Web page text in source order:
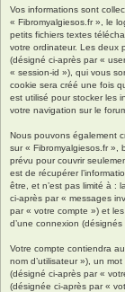
Vos informations sont
« Fibromyalgiesos.fr », le
petits fichiers textes
votre ordinateur. Les deux
(désigné ci-après par «
« session-id »), qui vous
cookie sera créé une fois
est utilisé pour stocker les
votre navigation sur le
Nous pouvons également
sur « Fibromyalgiesos.fr »,
prévu pour couvrir
est de récupérer
être, et n’est pas limité à :
ci-après par « messages
par « votre compte ») et
d’une connexion
Votre compte contiendra
nom d’utilisateur »), un
(désigné ci-après par «
(désignée ci-après par «